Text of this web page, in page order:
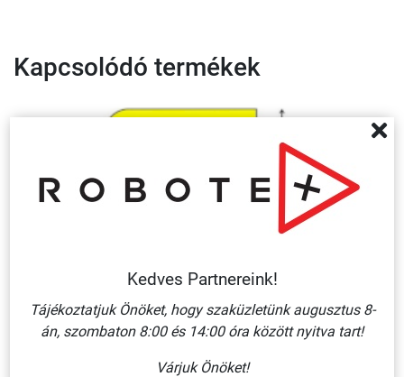
Kapcsolódó termékek
22 019 Ft + ÁFA
KOSÁRBA
Kedves Partnereink!
Tájékoztatjuk Önöket, hogy szaküzletünk augusztus 8-
án, szombaton 8:00 és 14:00 óra között nyitva tart!
Várjuk Önöket!